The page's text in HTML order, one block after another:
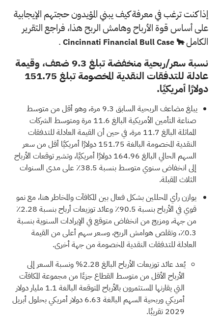
إذا كنت ترغب في معرفة كيف يبني المؤيدون حجتهم الإيجابية
على أساس قوة الأرباح وهامش الربح هذا، فراجع التقرير
الكامل🐂 Cincinnati Financial Bull Case
.
نسبة سعر/ربحية منخفضة تبلغ 9.3 ضعف، وقيمة
عادلة للتدفقات النقدية المخصومة تبلغ 151.75
دولارًا أمريكيًا.
يبلغ مضاعف الربحية السابق 9.3 مرة، وهو أقل من متوسط
صناعة التأمين الأمريكية البالغ 11.6 مرة ومتوسط الشركات
المماثلة البالغ 11.7 مرة، في حين أن القيمة العادلة للتدفقات
النقدية المخصومة البالغة 151.75 دولارًا أمريكيًا أقل من سعر
السهم الحالي البالغ 164.96 دولارًا أمريكيًا، وتشير توقعات الأرباح
إلى انخفاض سنوي متوسط بنسبة 38.5٪ على مدى السنوات
الثلاث المقبلة.
يوازن رأي المحللين بشكل فعال بين المكافآت والمخاطر هنا، مع نمو
قوي في الأرباح بنسبة 90.5٪ وعائد توزيعات أرباح بنسبة 2.28٪
من جهة، ومزيج من انخفاض متوقع في الإيرادات السنوية بنسبة
0.3٪، وتقلص هوامش الربح، وسعر سهم أعلى من القيمة
العادلة للتدفقات النقدية المخصومة من جهة أخرى.
يُعد عائد توزيعات الأرباح البالغ 2.28% ونسبة السعر إلى
الأرباح الأقل من متوسط القطاع جزءًا من مجموعة المكافآت
التي يقارنها المستثمرون بالأرباح المتوقعة البالغة 1.1 مليار دولار
أمريكي وربحية السهم البالغة 6.63 دولار أمريكي بحلول أبريل
2029 تقريبًا.